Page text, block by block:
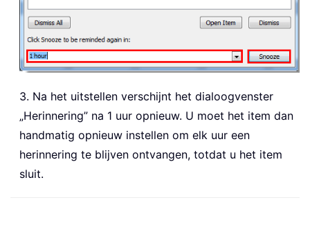
3. Na het uitstellen verschijnt het dialoogvenster
„Herinnering” na 1 uur opnieuw. U moet het item dan
handmatig opnieuw instellen om elk uur een
herinnering te blijven ontvangen, totdat u het item
sluit.